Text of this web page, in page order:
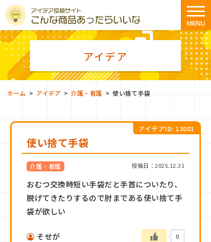
アイデア
ホーム > アイデア > 介護・看護 > 使い捨て手袋
使い捨て手袋
アイデアID: 13001
介護・看護 投稿日：2025.12.31
おむつ交換時短い手袋だと手首についたり、
脱げてきたりするので肘まである使い捨て手
袋が欲しい
そせが 0